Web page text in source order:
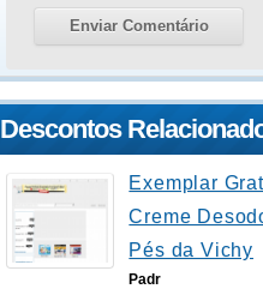
Descontos
Exemplar
Creme
Pés da Vichy
Padr